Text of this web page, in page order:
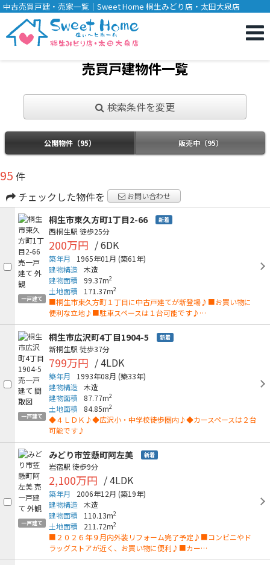
中古売買戸建・売家一覧｜Sweet Home 桐生みどり店・太田大泉店
売買戸建物件一覧
検索条件を変更
公開物件（95） 販売中（95）
95 件
チェックした物件を
お問い合わせ
一戸建て
桐生市東久方町1丁目2-66 新着
西桐生駅 徒歩25分
200万円 / 6DK
築年月 1965年01月 (築61年)
建物構造 木造
建物面積
99.37m2
土地面積 171.37m2
■桐生市東久方町１丁目に中古戸建てが新登場♪■お買い物に
便利な立地♪■駐車スペースは１台可能です♪…
一戸建て
桐生市広沢町4丁目1904-5 新着
新桐生駅 徒歩37分
799万円 / 4LDK
築年月 1993年08月 (築33年)
建物構造 木造
建物面積
87.77m2
土地面積 84.85m2
◆４ＬＤＫ♪◆広沢小・中学校徒歩圏内♪◆カースペースは２台
可能です♪
一戸建て
みどり市笠懸町阿左美 新着
岩宿駅 徒歩9分
2,100万円 / 4LDK
築年月 2006年12月 (築19年)
建物構造 木造
建物面積
110.13m2
土地面積 211.72m2
■２０２６年９月内外装リフォーム完了予定♪■コンビニやド
ラッグストアが近く、お買い物に便利♪■カー…